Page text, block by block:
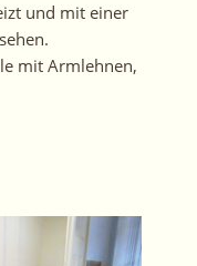
und mit einer
mit Armlehnen,